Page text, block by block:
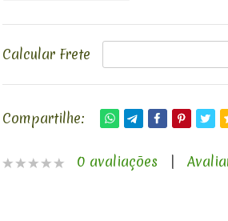
Calcular Frete
Compartilhe:
0 avaliações |